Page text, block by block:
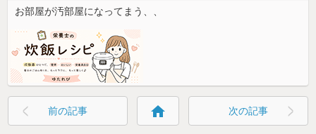
お部屋が汚部屋になってまう、、
前の記事 home 次の記事